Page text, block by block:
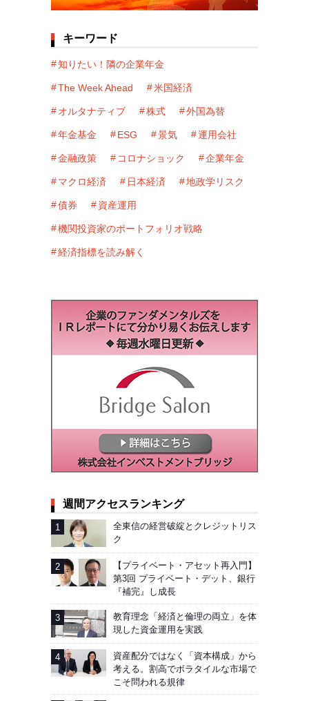
キーワード
知りたい！隣の企業年金
The Week Ahead 米国経済
オルタナティブ 株式 外国為替
年金基金 ESG 景気 運用会社
金融政策 コロナショック 企業年金
マクロ経済 日本経済 地政学リスク
債券 資産運用
機関投資家のポートフォリオ戦略
経済指標を読み解く
週間アクセスランキング
全東信の経営破綻とクレジットリス
ク
【プライベート・アセット再入門】
第3回 プライベート・デット、銀行
『補完』し成長
教育理念「経済と倫理の両立」を体
現した資金運用を実践
資産配分ではなく「資本構成」から
考える。割高でボラタイルな市場で
こそ問われる規律